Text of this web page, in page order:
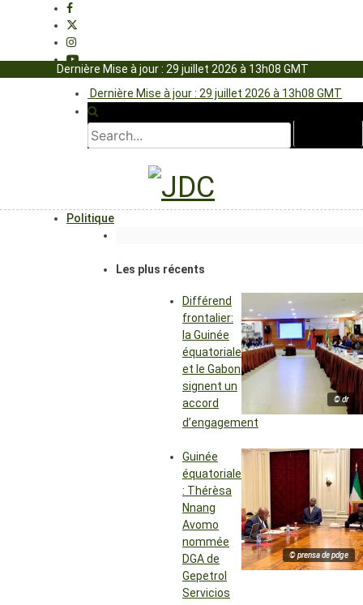
Dernière Mise à jour : 29 juillet 2026 à 13h08 GMT
Dernière Mise à jour : 29 juillet 2026 à 13h08 GMT
Politique
Les plus récents
© dr
Différend
frontalier:
la Guinée
équatoriale
et le Gabon
signent un
accord
d’engagement
© prensa de pdge
Guinée
équatoriale
: Thérèsa
Nnang
Avomo
nommée
DGA de
Gepetrol
Servicios